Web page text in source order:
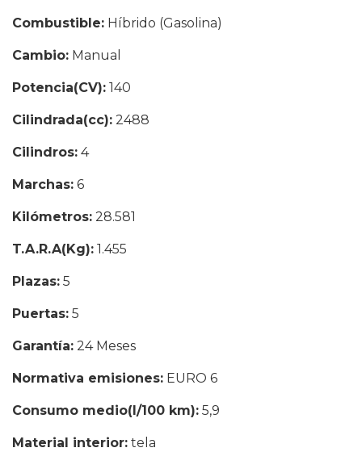
Combustible: Híbrido (Gasolina)
Cambio: Manual
Potencia(CV): 140
Cilindrada(cc): 2488
Cilindros: 4
Marchas: 6
Kilómetros: 28.581
T.A.R.A(Kg): 1.455
Plazas: 5
Puertas: 5
Garantía: 24 Meses
Normativa emisiones: EURO 6
Consumo medio(l/100 km): 5,9
Material interior: tela